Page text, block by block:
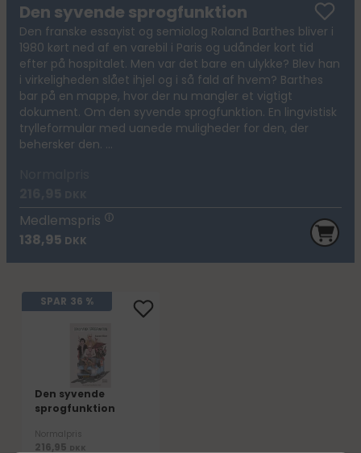
Den syvende sprogfunktion
Den franske essayist og semiolog Roland Barthes bliver i
1980 kørt ned af en varebil i Paris og udånder kort tid
efter på hospitalet. Men var det bare en ulykke? Blev han
i virkeligheden slået ihjel og i så fald af hvem? Barthes
bar på en mappe, hvor der nu mangler et vigtigt
dokument. Om den syvende sprogfunktion. En lingvistisk
trylleformular med uanede muligheder for den, der
behersker den. ...
Medlemspris
138,95 DKK
SPAR 36 %
Den syvende
sprogfunktion
Normalpris
216,95 DKK